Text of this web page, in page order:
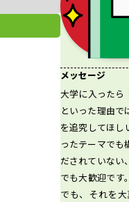
メッセージ
大学に入ったら
といった理由で
を追究してほし
ったテーマでも
だされていない
でも大歓迎です
でも、それを